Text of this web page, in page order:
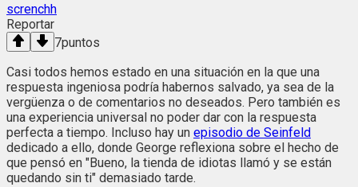
screnchh
Reportar
7puntos
Casi todos hemos estado en una situación en la que una
respuesta ingeniosa podría habernos salvado, ya sea de la
vergüenza o de comentarios no deseados. Pero también es
una experiencia universal no poder dar con la respuesta
perfecta a tiempo. Incluso hay un episodio de Seinfeld
dedicado a ello, donde George reflexiona sobre el hecho de
que pensó en "Bueno, la tienda de idiotas llamó y se están
quedando sin ti" demasiado tarde.